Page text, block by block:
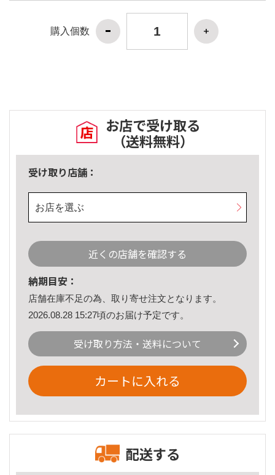
購入個数
お店で受け取る
（送料無料）
受け取り店舗：
お店を選ぶ
近くの店舗を確認する
納期目安：
店舗在庫不足の為、取り寄せ注文となります。
2026.08.28 15:27頃のお届け予定です。
受け取り方法・送料について
カートに入れる
配送する